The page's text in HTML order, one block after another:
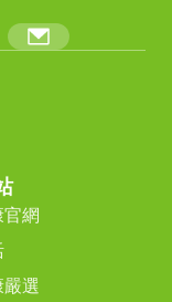
網
選